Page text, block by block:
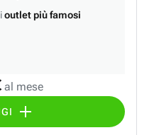
al mese
outlet più famosi